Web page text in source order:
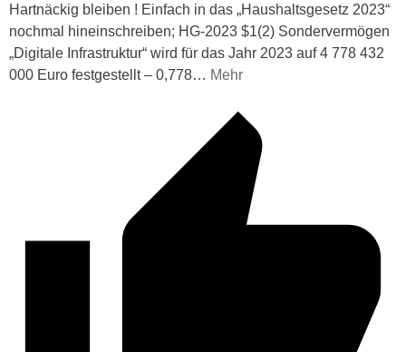
Hartnäckig bleiben ! Einfach in das „Haushaltsgesetz 2023“
nochmal hineinschreiben; HG-2023 $1(2) Sondervermögen
„Digitale Infrastruktur“ wird für das Jahr 2023 auf 4 778 432
000 Euro festgestellt – 0,778… Mehr